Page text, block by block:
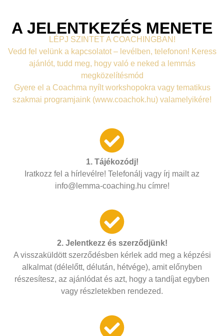
A JELENTKEZÉS MENETE
LÉPJ SZINTET A COACHINGBAN!
Vedd fel velünk a kapcsolatot – levélben, telefonon! Keress
ajánlót, tudd meg, hogy való e neked a lemmás
megközelítésmód
Gyere el a Coachma nyílt workshopokra vagy tematikus
szakmai programjaink (www.coachok.hu) valamelyikére!
1. Tájékozódj!
Iratkozz fel a hírlevélre! Telefonálj vagy írj mailt az
info@lemma-coaching.hu címre!
2. Jelentkezz és szerződjünk!
A visszaküldött szerződésben kérlek add meg a képzési
alkalmat (délelőtt, délután, hétvége), amit előnyben
részesítesz, az ajánlódat és azt, hogy a tandíjat egyben
vagy részletekben rendezed.